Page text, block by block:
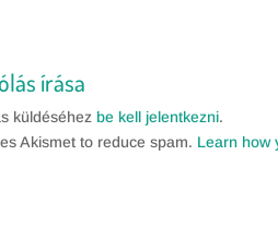
írása
küldéséhez be kell jelentkezni.
Akismet to reduce spam. Learn how